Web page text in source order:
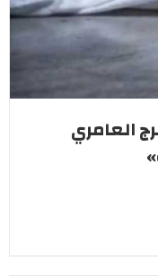
العامري